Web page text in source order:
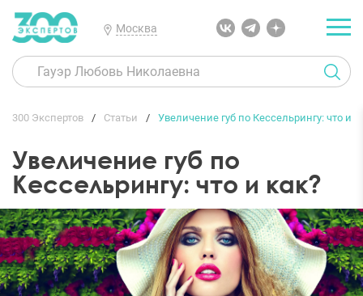
Москва
300 Экспертов Статьи Увеличение губ по Кессельрингу: что и
Увеличение губ по
Кессельрингу: что и как?